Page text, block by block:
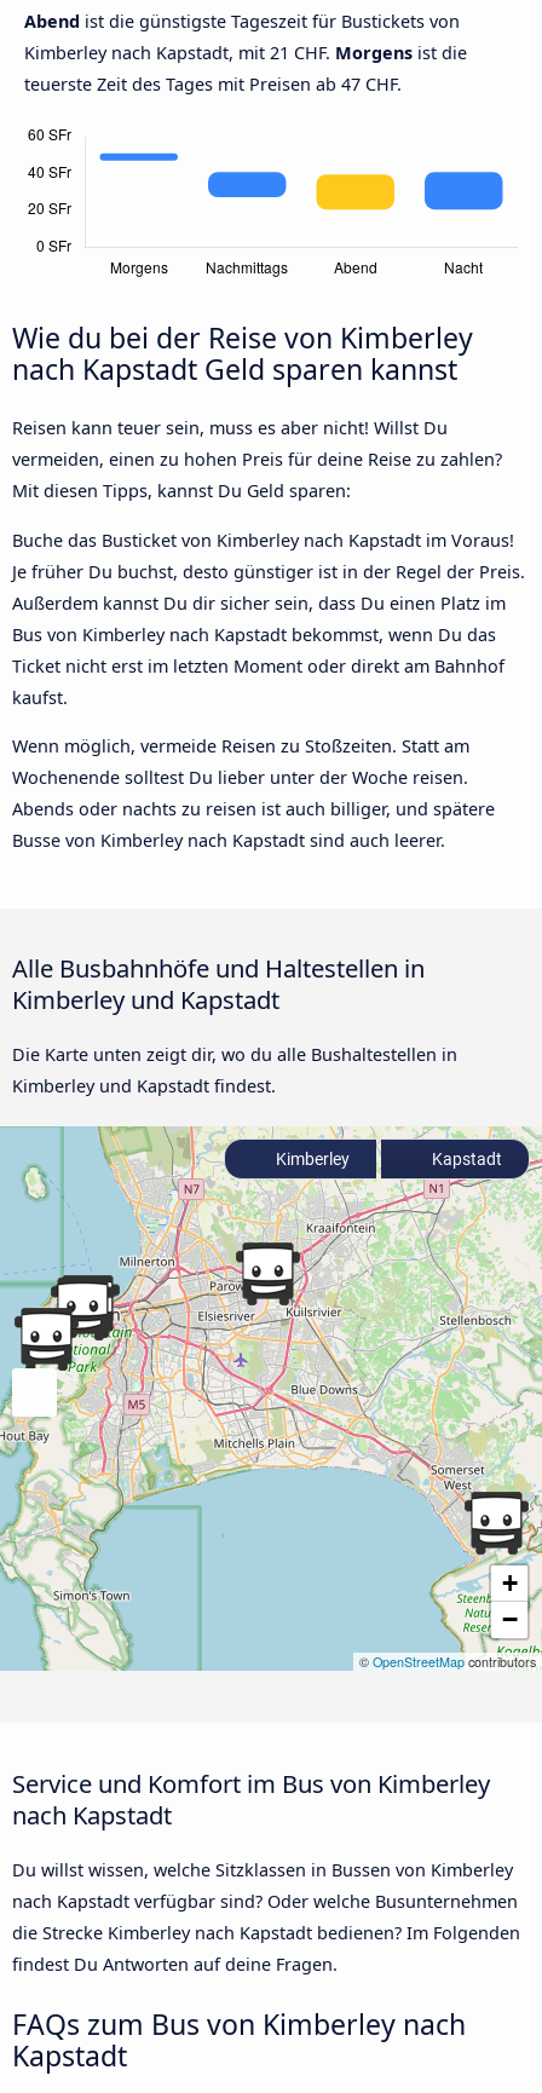
Abend ist die günstigste Tageszeit für Bustickets von
Kimberley nach Kapstadt, mit 21 CHF. Morgens ist die
teuerste Zeit des Tages mit Preisen ab 47 CHF.
Wie du bei der Reise von Kimberley
nach Kapstadt Geld sparen kannst
Reisen kann teuer sein, muss es aber nicht! Willst Du
vermeiden, einen zu hohen Preis für deine Reise zu zahlen?
Mit diesen Tipps, kannst Du Geld sparen:
Buche das Busticket von Kimberley nach Kapstadt im Voraus!
Je früher Du buchst, desto günstiger ist in der Regel der Preis.
Außerdem kannst Du dir sicher sein, dass Du einen Platz im
Bus von Kimberley nach Kapstadt bekommst, wenn Du das
Ticket nicht erst im letzten Moment oder direkt am Bahnhof
kaufst.
Wenn möglich, vermeide Reisen zu Stoßzeiten. Statt am
Wochenende solltest Du lieber unter der Woche reisen.
Abends oder nachts zu reisen ist auch billiger, und spätere
Busse von Kimberley nach Kapstadt sind auch leerer.
Alle Busbahnhöfe und Haltestellen in
Kimberley und Kapstadt
Die Karte unten zeigt dir, wo du alle Bushaltestellen in
Kimberley und Kapstadt findest.
+
−
© OpenStreetMap contributors
Kimberley Kapstadt
Service und Komfort im Bus von Kimberley
nach Kapstadt
Du willst wissen, welche Sitzklassen in Bussen von Kimberley
nach Kapstadt verfügbar sind? Oder welche Busunternehmen
die Strecke Kimberley nach Kapstadt bedienen? Im Folgenden
findest Du Antworten auf deine Fragen.
FAQs zum Bus von Kimberley nach
Kapstadt